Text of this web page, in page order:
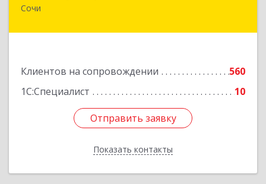
Сочи
Клиентов на сопровождении
560
1С:Специалист
10
Отправить заявку
Показать контакты
354000, Краснодарский край, Сочи, Московская
Отправить заявку
Назад